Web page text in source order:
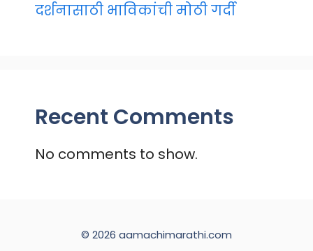
दर्शनासाठी भाविकांची मोठी गर्दी
Recent Comments
No comments to show.
© 2026 aamachimarathi.com